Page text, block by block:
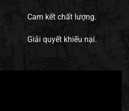
Cam kết chất lượng.
Giải quyết khiếu nại.